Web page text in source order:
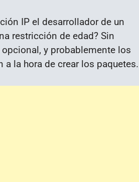
IP el desarrollador de un
restricción de edad? Sin
y probablemente los
la hora de crear los paquetes.